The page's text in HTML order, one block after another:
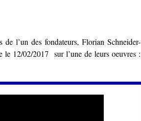
l’un des fondateurs, Florian Schneider-
le 12/02/2017 sur l’une de leurs oeuvres :